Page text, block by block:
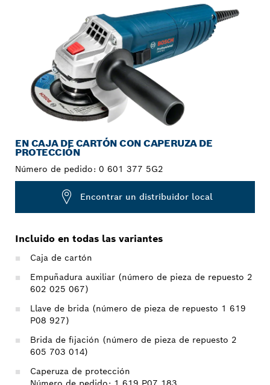
EN CAJA DE CARTÓN CON CAPERUZA DE
PROTECCIÓN
Número de pedido: 0 601 377 5G2
Encontrar un distribuidor local
Incluido en todas las variantes
Caja de cartón
Empuñadura auxiliar (número de pieza de repuesto 2
602 025 067)
Llave de brida (número de pieza de repuesto 1 619
P08 927)
Brida de fijación (número de pieza de repuesto 2
605 703 014)
Caperuza de protección